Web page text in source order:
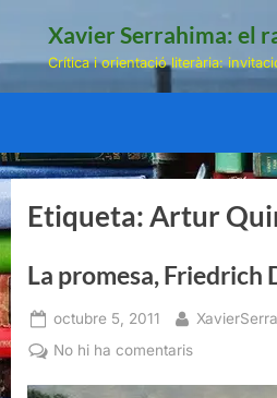
Xavier Serrahima: el
Crítica i orientació literària:
Etiqueta:Artur
La promesa, Friedrich
Posted
on
octubre 5, 2011 By
No hi ha comentarisa